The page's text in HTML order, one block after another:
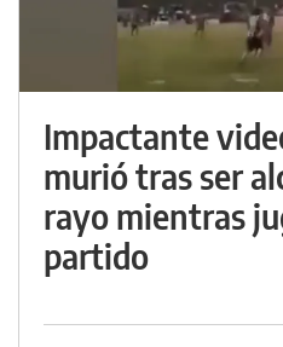
Impactante
murió tras ser
rayo mientras
partido